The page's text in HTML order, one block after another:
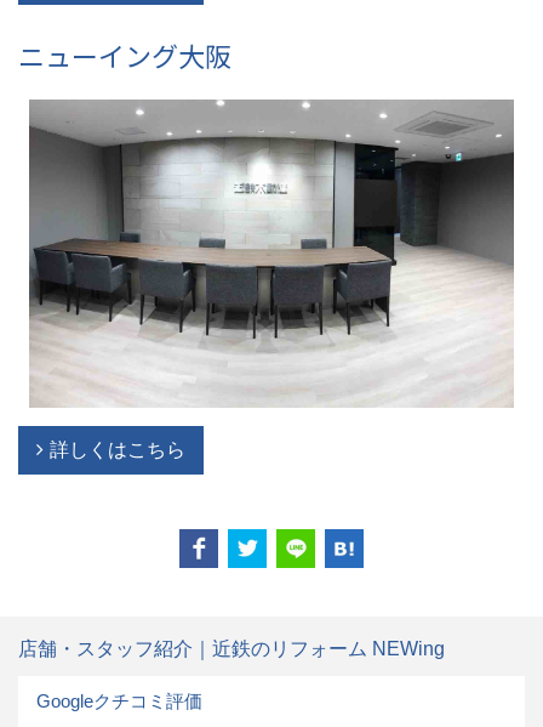
ニューイング大阪
詳しくはこちら
店舗・スタッフ紹介｜近鉄のリフォーム NEWing
Googleクチコミ評価